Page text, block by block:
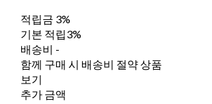
적립금 3%
기본 적립3%
배송비 -
함께 구매 시 배송비 절약 상품
보기
추가 금액